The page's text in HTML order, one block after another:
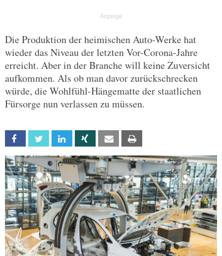
Die Produktion der heimischen Auto-Werke hat
wieder das Niveau der letzten Vor-Corona-Jahre
erreicht. Aber in der Branche will keine Zuversicht
aufkommen. Als ob man davor zurückschrecken
würde, die Wohlfühl-Hängematte der staatlichen
Fürsorge nun verlassen zu müssen.
Facebook Twitter Linkedin Xing Email